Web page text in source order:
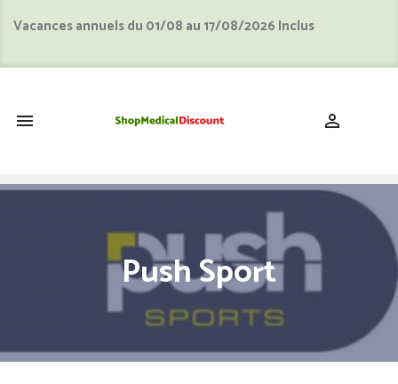
Vacances annuels du 01/08 au 17/08/2026 Inclus
 
Push Sport